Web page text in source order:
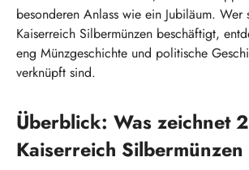
besonderen Anlass wie ein Jubiläum.
Kaiserreich Silbermünzen beschäftigt,
eng Münzgeschichte und politische
verknüpft sind.
Überblick: Was zeichnet
Kaiserreich Silbermünzen